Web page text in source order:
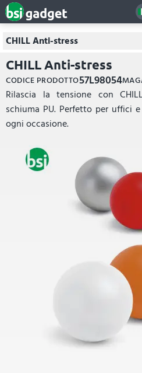
CHILL Anti-stress
CHILL Anti-stress
CODICE PRODOTTO57L98054
Rilascia la tensione con
schiuma PU. Perfetto per uffici
ogni occasione.